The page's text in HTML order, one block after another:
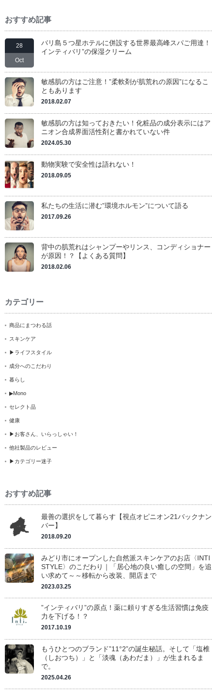
おすすめ記事
28
Oct
バリ島５つ星ホテルに併設する世界最高峰スパご用達！
インティバリ”の保湿クリーム
敏感肌の方はご注意！”柔軟剤が肌荒れの原因”になるこ
ともあります
2018.02.07
敏感肌の方は知っておきたい！化粧品の成分表示にはア
ニオン合成界面活性剤と書かれていない件
2024.05.30
動物実験で安全性は語れない！
2018.09.05
私たちの生活に潜む”環境ホルモン”について語る
2017.09.26
背中の肌荒れはシャンプーやリンス、コンディショナー
が原因！？【よくある質問】
2018.02.06
カテゴリー
商品にまつわる話
スキンケア
▶ライフスタイル
成分へのこだわり
暮らし
▶Mono
セレクト品
健康
▶お客さん、いらっしゃい！
他社製品のレビュー
▶カテゴリー迷子
おすすめ記事
最善の選択をして暮らす【視点オピニオン21バックナン
バー】
2018.09.20
みどり市にオープンした自然派スキンケアのお店〈INTI
STYLE〉のこだわり｜「居心地の良い癒しの空間」を追
い求めて～～移転から改装、開店まで
2023.03.25
”インティバリ”の原点！薬に頼りすぎる生活習慣は免疫
力を下げる！？
2017.10.19
もうひとつのブランド”11°2”の誕生秘話。そして「塩椎
（しおつち）」と「淡魂（あわだま）」が生まれるま
で。
2025.04.26